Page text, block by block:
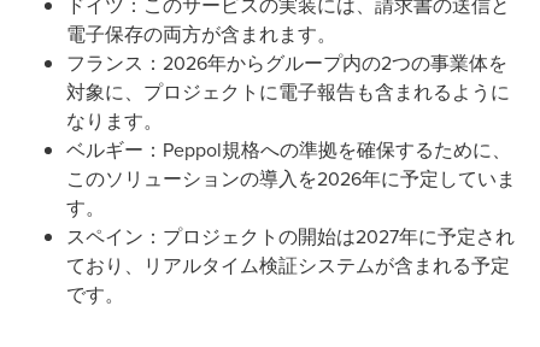
電子保存の両方が含まれます。
フランス：2026年からグループ内の2つの事業体を
対象に、プロジェクトに電子報告も含まれるように
なります。
ベルギー：Peppol規格への準拠を確保するために、
このソリューションの導入を2026年に予定していま
す。
スペイン：プロジェクトの開始は2027年に予定され
ており、リアルタイム検証システムが含まれる予定
です。